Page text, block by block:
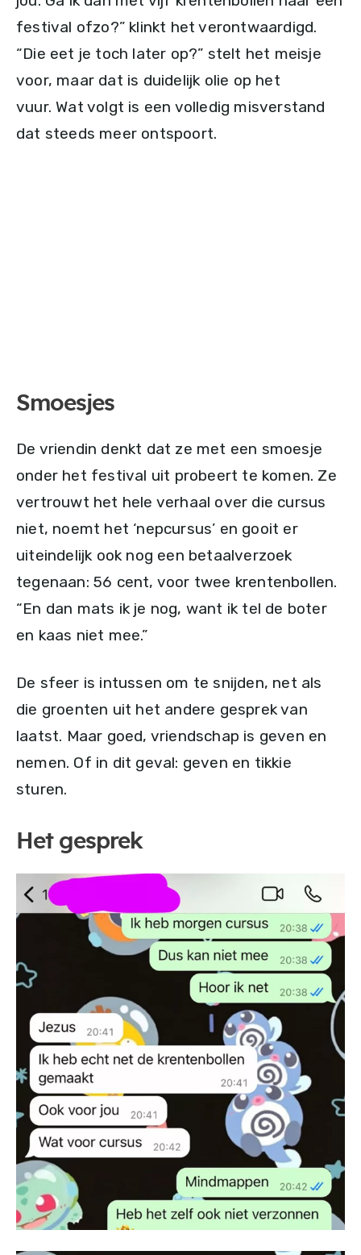
festival ofzo?” klinkt het verontwaardigd.
“Die eet je toch later op?” stelt het meisje
voor, maar dat is duidelijk olie op het
vuur. Wat volgt is een volledig misverstand
dat steeds meer ontspoort.
Smoesjes
De vriendin denkt dat ze met een smoesje
onder het festival uit probeert te komen. Ze
vertrouwt het hele verhaal over die cursus
niet, noemt het ‘nepcursus’ en gooit er
uiteindelijk ook nog een betaalverzoek
tegenaan: 56 cent, voor twee krentenbollen.
“En dan mats ik je nog, want ik tel de boter
en kaas niet mee.”
De sfeer is intussen om te snijden, net als
die groenten uit het andere gesprek van
laatst. Maar goed, vriendschap is geven en
nemen. Of in dit geval: geven en tikkie
sturen.
Het gesprek